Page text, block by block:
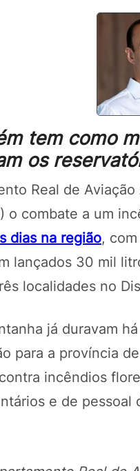
tem como
os
Real de
o combate a um
dias na região,
lançados 30 mil
localidades no
já duravam
para a província
incêndios
e de pessoal